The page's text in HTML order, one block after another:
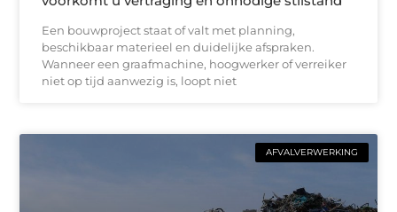
Een bouwproject staat of valt met planning,
beschikbaar materieel en duidelijke afspraken.
Wanneer een graafmachine, hoogwerker of verreiker
niet op tijd aanwezig is, loopt niet
AFVALVERWERKING